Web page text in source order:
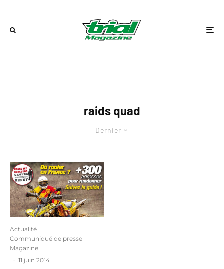
raids quad
Dernier
Actualité
Communiqué de presse
Magazine
· 11 juin 2014